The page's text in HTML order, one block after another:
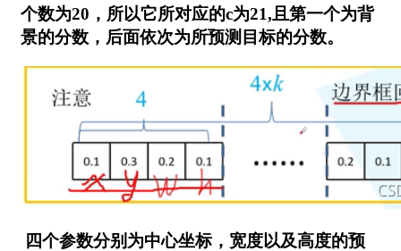
个数为20，所以它所对应的c为21,且第一个为背
景的分数，后面依次为所预测目标的分数。
四个参数分别为中心坐标，宽度以及高度的预